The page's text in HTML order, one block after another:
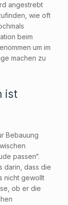
angestrebt
wie oft
beim
um im
machen zu
ist
Bebauung
passen“.
darin, dass die
nicht gewollt
ob er die